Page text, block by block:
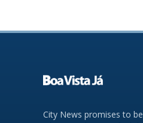
City News promises to